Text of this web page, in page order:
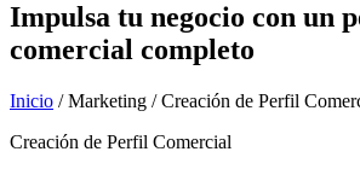
Impulsa tu negocio con un
comercial completo
Inicio / Marketing / Creación de Perfil
Creación de Perfil Comercial